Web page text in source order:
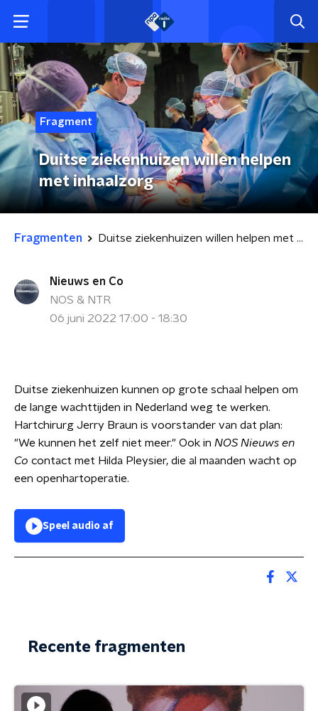
Fragment
Duitse ziekenhuizen willen helpen
met inhaalzorg
Fragmenten Duitse ziekenhuizen willen helpen met inhaalzorg
Nieuws en Co
NOS & NTR
06 juni 2022 17:00 - 18:30
Duitse ziekenhuizen kunnen op grote schaal helpen om
de lange wachttijden in Nederland weg te werken.
Hartchirurg Jerry Braun is voorstander van dat plan:
"We kunnen het zelf niet meer." Ook in NOS Nieuws en
Co contact met Hilda Pleysier, die al maanden wacht op
een openhartoperatie.
Speel audio af
Recente fragmenten